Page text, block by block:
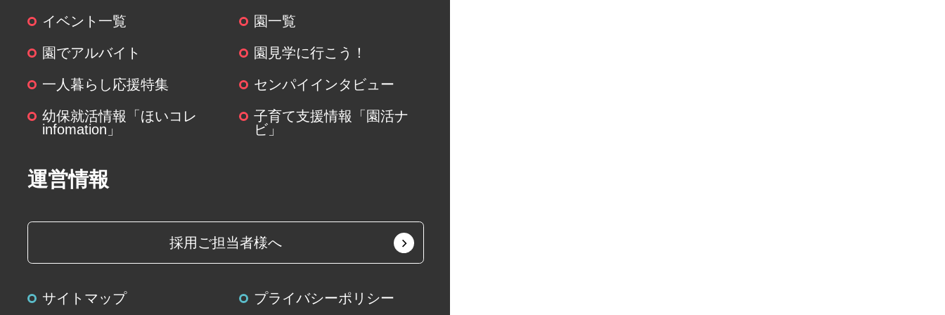
委託することはありません。
(６)個人情報を与えなかった場合に生じる結果
個人情報を与えることは任意です。個人情報に
関する情報の一部をご提供いただけない場合
(７)保有個人データの開示等および問い合わせ窓口
ご本人からの求めにより、当社が保有する保有
個人データに関する開示、利用目的の通知、内
よび第三者提供の停止(以下、開示等という)に応
イベント一覧 園一覧
園でアルバイト 園見学に行こう！
一人暮らし応援特集 センパイインタビュー
幼保就活情報「ほいコレ
infomation」
子育て支援情報「園活ナ
ビ」
運営情報
採用ご担当者様へ
サイトマップ プライバシーポリシー